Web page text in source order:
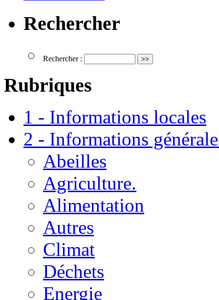
Rechercher
Rechercher :
Rubriques
1 - Informations locales
2 - Informations
Abeilles
Agriculture.
Alimentation
Autres
Climat
Déchets
Energie